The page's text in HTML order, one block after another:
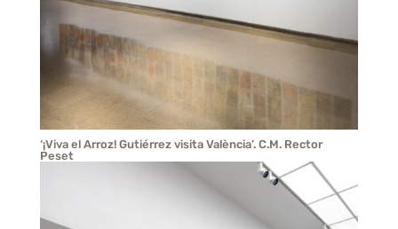
‘¡Viva el Arroz! Gutiérrez visita València’. C.M. Rector
Peset